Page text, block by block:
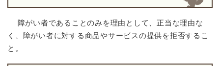
障がい者であることのみを理由として、正当な理由な
く、障がい者に対する商品やサービスの提供を拒否するこ
と。